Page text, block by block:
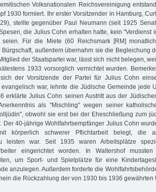
Volksnationalen Reichsvereinigung
1930 formiert. Ihr erster Vorsitzender in Hamburg,
stellte gegenüber Paul Neumann (seit 1925
die Julius Cohn erhalten hatte, kein "Verdienst
seien. Für die Miete (60 Reichsmark [RM]
außerdem übernahm sie die Begleichung
der Staatspartei war, lässt sich nicht belegen,
1933 vorsorglich vernichtet wurden.
der Vorsitzende der Partei für Julius Cohn
war, lehnte die Jüdische Gemeinde jede
erklärte Julius Cohn seinen Austritt aus der
als "Mischling" wegen seiner
obwohl sie erst bei der Eheschließung zum
Der 40-jährige Wohlfahrtsempfänger Julius Cohn
körperlich schwerer Pflichtarbeit belegt, die
leisten war. Seit 1935 waren Arbeitsplätze
eingerichtet worden. In Waltershof
um Sport- und Spielplätze für eine
anzulegen. Außerdem forderte die
die Rückzahlung der von 1930 bis 1936 gewährten